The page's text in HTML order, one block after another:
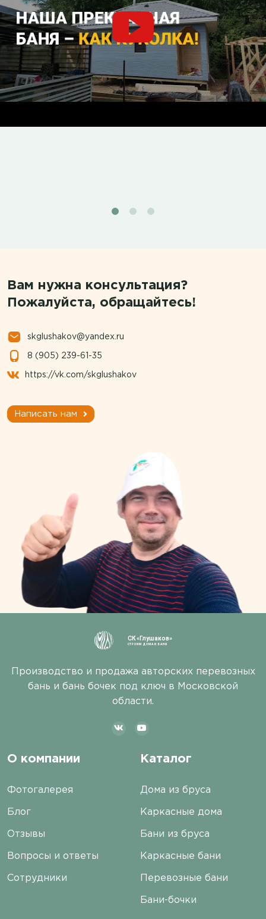
Вам нужна консультация?
Пожалуйста, обращайтесь!
skglushakov@yandex.ru
8 (905) 239-61-35
https://vk.com/skglushakov
Написать нам
СК «Глушаков»
СТРОИМ ДОМА И БАНИ
Производство и продажа авторских перевозных
бань и бань бочек под ключ в Московской
области.
О компании
Фотогалерея
Блог
Отзывы
Вопросы и ответы
Сотрудники
Каталог
Дома из бруса
Каркасные дома
Бани из бруса
Каркасные бани
Перевозные бани
Бани-бочки